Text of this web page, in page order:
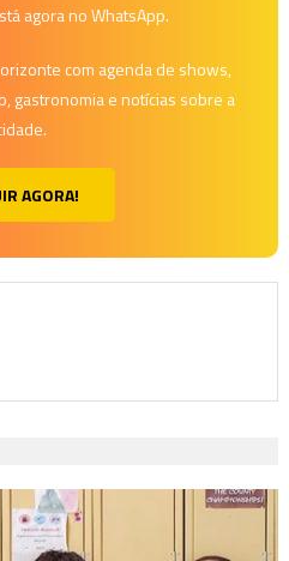
agora no WhatsApp.
com agenda de shows,
gastronomia e notícias sobre a
AGORA!